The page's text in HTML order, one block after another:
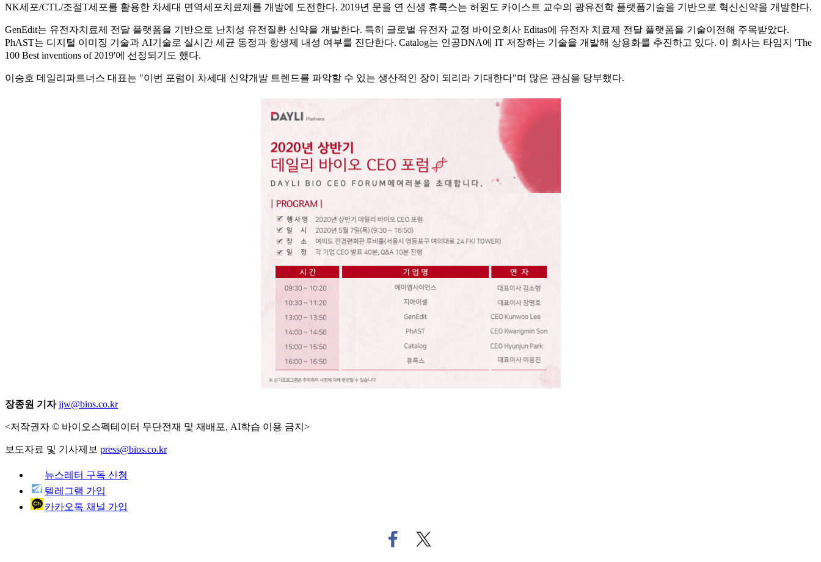
NK세포/CTL/조절T세포를 활용한 차세대 면역세포치료제를 개발에 도전한다. 2019년 문을 연 신생 휴룩스는 허원도 카이스트 교수의 광유전학 플랫폼기술을 기반으로 혁신신약을 개발한다.
GenEdit는 유전자치료제 전달 플랫폼을 기반으로 난치성 유전질환 신약을 개발한다. 특히 글로벌 유전자 교정 바이오회사 Editas에 유전자 치료제 전달 플랫폼을 기술이전해 주목받았다.
PhAST는 디지털 이미징 기술과 AI기술로 실시간 세균 동정과 항생제 내성 여부를 진단한다. Catalog는 인공DNA에 IT 저장하는 기술을 개발해 상용화를 추진하고 있다. 이 회사는 타임지 'The
100 Best inventions of 2019'에 선정되기도 했다.
이승호 데일리파트너스 대표는 "이번 포럼이 차세대 신약개발 트렌드를 파악할 수 있는 생산적인 장이 되리라 기대한다"며 많은 관심을 당부했다.
장종원 기자 jjw@bios.co.kr
<저작권자 © 바이오스펙테이터 무단전재 및 재배포, AI학습 이용 금지>
보도자료 및 기사제보 press@bios.co.kr
뉴스레터 구독 신청
텔레그램 가입
카카오톡 채널 가입
페
이
트
위